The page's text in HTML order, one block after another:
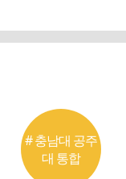
# 충남대 공주
대 통합